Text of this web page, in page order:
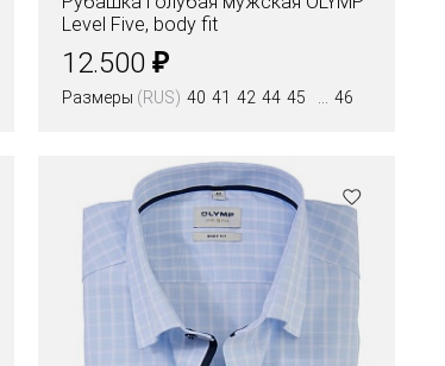
Level Five, body fit
12.500 ₽
Размеры (RUS) 40 41 42 44 45
46